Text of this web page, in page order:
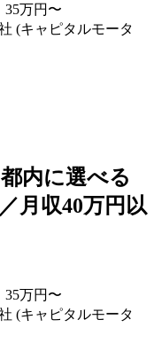
35万円〜
(キャピタルモータ
内に選べる
月収40万円以
35万円〜
(キャピタルモータ